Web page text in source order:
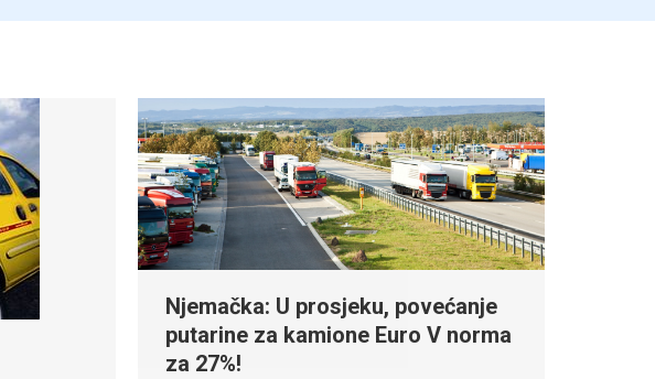
Njemačka: U prosjeku, povećanje
putarine za kamione Euro V norma
za 27%!